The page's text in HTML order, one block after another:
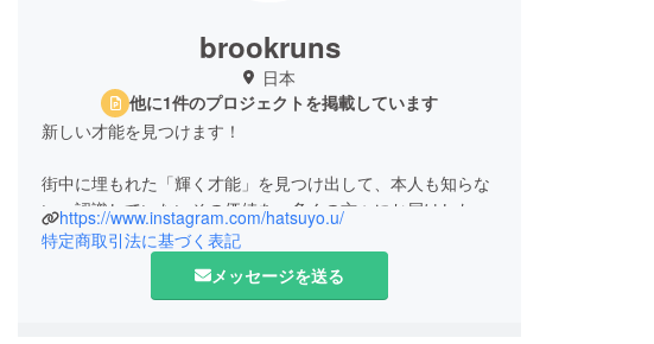
brookruns
日本
他に1件のプロジェクトを掲載しています
新しい才能を見つけます！
街中に埋もれた「輝く才能」を見つけ出して、本人も知らな
い、認識していないその価値を、多くの方々にお届けしたい
と思い、プロジェクトを立ち上げました。
今後も、第二弾三弾として、全国に眠る才能を発見していき
https://www.instagram.com/hatsuyo.u/
特定商取引法に基づく表記
メッセージを送る